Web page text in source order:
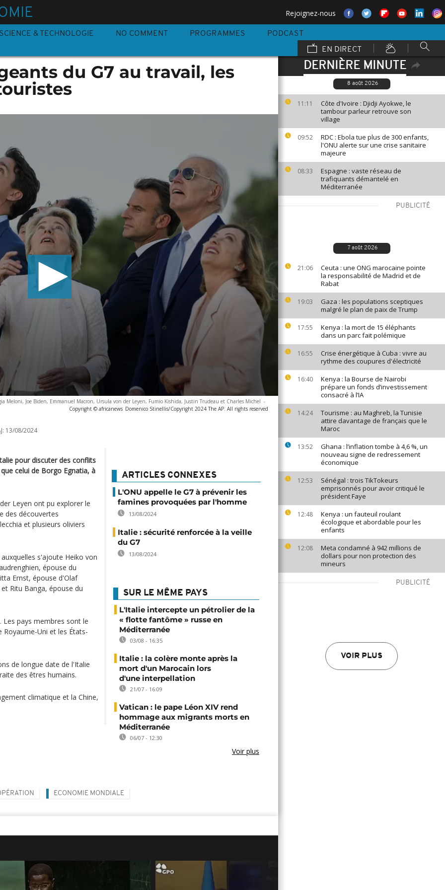
Rejoignez-nous
SCIENCE & TECHNOLOGIE NO COMMENT PROGRAMMES
PODCAST
EN DIRECT
DERNIÈRE MINUTE
8 août 2026
11:11
Côte d'Ivoire : Djidji Ayokwe, le
tambour parleur retrouve son
village
09:52
RDC : Ebola tue plus de 300 enfants,
l'ONU alerte sur une crise sanitaire
majeure
08:33
Espagne : vaste réseau de
trafiquants démantelé en
Méditerranée
PUBLICITÉ
7 août 2026
21:06
Ceuta : une ONG marocaine pointe
la responsabilité de Madrid et de
Rabat
19:03
Gaza : les populations sceptiques
malgré le plan de paix de Trump
17:55
Kenya : la mort de 15 éléphants
dans un parc fait polémique
16:55
Crise énergétique à Cuba : vivre au
rythme des coupures d'électricité
16:40
Kenya : la Bourse de Nairobi
prépare un fonds d’investissement
consacré à l’IA
14:24
Tourisme : au Maghreb, la Tunisie
attire davantage de français que le
Maroc
13:52
Ghana : l’inflation tombe à 4,6 %, un
nouveau signe de redressement
économique
12:53
Sénégal : trois TikTokeurs
emprisonnés pour avoir critiqué le
président Faye
12:48
Kenya : un fauteuil roulant
écologique et abordable pour les
enfants
12:08
Meta condamné à 942 millions de
dollars pour non protection des
mineurs
PUBLICITÉ
VOIR PLUS
du G7 au travail, les
Meloni, Joe Biden, Emmanuel Macron, Ursula von der Leyen, Fumio Kishida, Justin Trudeau et Charles Michel -
Copyright © africanews Domenico Stinellis/Copyright 2024 The AP. All rights reserved
13/08/2024
pour discuter des conflits
celui de Borgo Egnatia, à
Leyen ont pu explorer le
des découvertes
et plusieurs oliviers
s'ajoute Heiko von
épouse du
Ernst, épouse d'Olaf
Ritu Banga, épouse du
Les pays membres sont le
Royaume-Uni et les États-
de longue date de l'Italie
des êtres humains.
climatique et la Chine,
ARTICLES CONNEXES
L'ONU appelle le G7 à prévenir les
famines provoquées par l'homme
13/08/2024
Italie : sécurité renforcée à la veille
du G7
13/08/2024
SUR LE MÊME PAYS
L'Italie intercepte un pétrolier de la
« flotte fantôme » russe en
Méditerranée
03/08 - 16:35
Italie : la colère monte après la
mort d'un Marocain lors
d'une interpellation
21/07 - 16:09
Vatican : le pape Léon XIV rend
hommage aux migrants morts en
Méditerranée
06/07 - 12:30
Voir plus
ECONOMIE MONDIALE